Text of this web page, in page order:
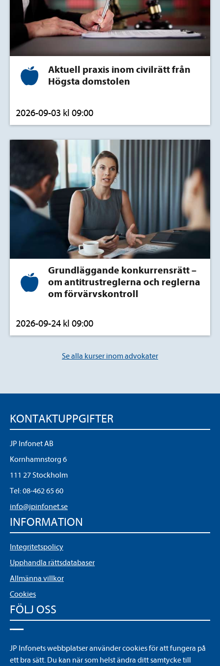
Aktuell praxis inom civilrätt från
Högsta domstolen
2026-09-03 kl 09:00
Grundläggande konkurrensrätt –
om antitrustreglerna och reglerna
om förvärvskontroll
2026-09-24 kl 09:00
Se alla kurser inom advokater
KONTAKTUPPGIFTER
JP Infonet AB
Kornhamnstorg 6
111 27 Stockholm
Tel:08-462 65 60
info@jpinfonet.se
INFORMATION
Integritetspolicy
Upphandla rättsdatabaser
Allmänna villkor
Cookies
FÖLJ OSS
YouTube
JP Infonets webbplatser använder cookies för att fungera på
ett bra sätt. Du kan när som helst ändra ditt samtycke till